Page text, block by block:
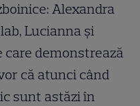
Alexandra
Lucianna și
care demonstrează
că atunci când
sunt astăzi în